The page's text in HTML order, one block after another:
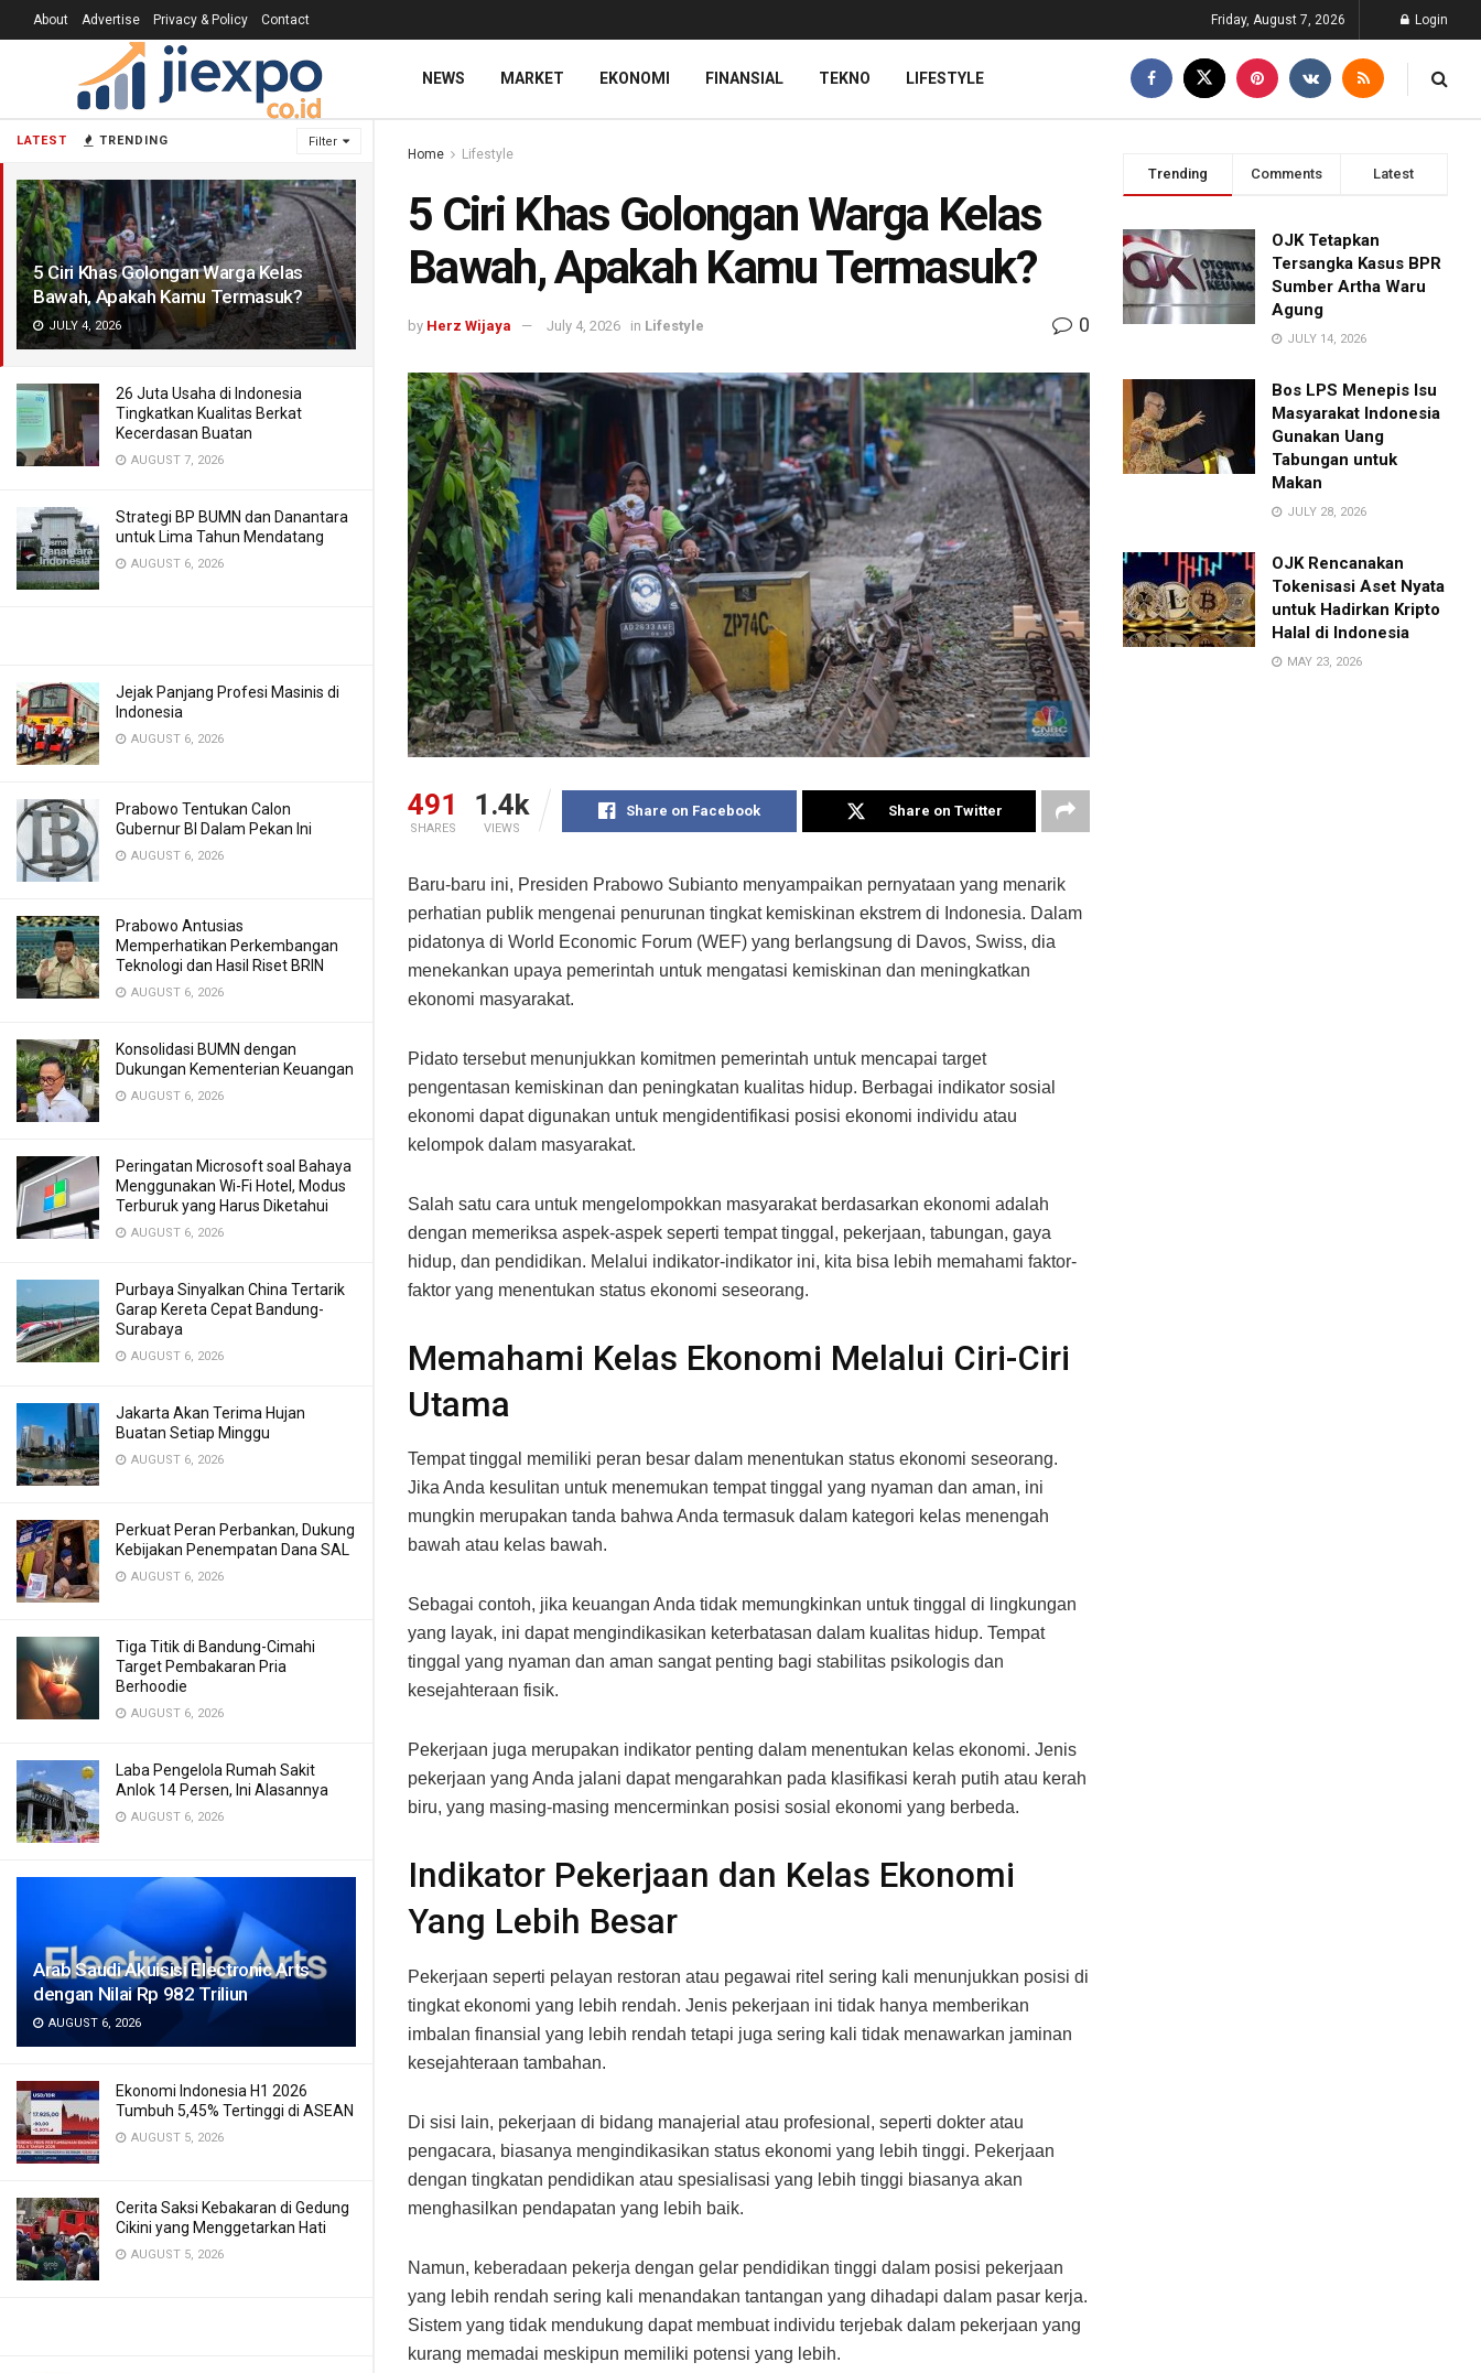
LATEST TRENDING Filter
5 Ciri Khas Golongan Warga Kelas
Bawah, Apakah Kamu Termasuk?
JULY 4, 2026
26 Juta Usaha di Indonesia
Tingkatkan Kualitas Berkat
Kecerdasan Buatan
AUGUST 7, 2026
Strategi BP BUMN dan Danantara
untuk Lima Tahun Mendatang
AUGUST 6, 2026
Jejak Panjang Profesi Masinis di
Indonesia
AUGUST 6, 2026
Prabowo Tentukan Calon
Gubernur BI Dalam Pekan Ini
AUGUST 6, 2026
Prabowo Antusias
Memperhatikan Perkembangan
Teknologi dan Hasil Riset BRIN
AUGUST 6, 2026
Konsolidasi BUMN dengan
Dukungan Kementerian Keuangan
AUGUST 6, 2026
Peringatan Microsoft soal Bahaya
Menggunakan Wi-Fi Hotel, Modus
Terburuk yang Harus Diketahui
AUGUST 6, 2026
Purbaya Sinyalkan China Tertarik
Garap Kereta Cepat Bandung-
Surabaya
AUGUST 6, 2026
Jakarta Akan Terima Hujan
Buatan Setiap Minggu
AUGUST 6, 2026
Perkuat Peran Perbankan, Dukung
Kebijakan Penempatan Dana SAL
AUGUST 6, 2026
Tiga Titik di Bandung-Cimahi
Target Pembakaran Pria
Berhoodie
AUGUST 6, 2026
Laba Pengelola Rumah Sakit
Anlok 14 Persen, Ini Alasannya
AUGUST 6, 2026
Arab Saudi Akuisisi Electronic Arts
dengan Nilai Rp 982 Triliun
AUGUST 6, 2026
Ekonomi Indonesia H1 2026
Tumbuh 5,45% Tertinggi di ASEAN
AUGUST 5, 2026
Cerita Saksi Kebakaran di Gedung
Cikini yang Menggetarkan Hati
AUGUST 5, 2026
About Advertise Privacy & Policy Contact Friday, August 7, 2026 Login
NEWS MARKET EKONOMI FINANSIAL TEKNO LIFESTYLE
Home Lifestyle
5 Ciri Khas Golongan Warga Kelas
Bawah, Apakah Kamu Termasuk?
by Herz Wijaya July 4, 2026 in Lifestyle 0
491
SHARES
1.4k
VIEWS
Share on Facebook Share on Twitter
Baru-baru ini, Presiden Prabowo Subianto menyampaikan pernyataan yang menarik
perhatian publik mengenai penurunan tingkat kemiskinan ekstrem di Indonesia. Dalam
pidatonya di World Economic Forum (WEF) yang berlangsung di Davos, Swiss, dia
menekankan upaya pemerintah untuk mengatasi kemiskinan dan meningkatkan
ekonomi masyarakat.
Pidato tersebut menunjukkan komitmen pemerintah untuk mencapai target
pengentasan kemiskinan dan peningkatan kualitas hidup. Berbagai indikator sosial
ekonomi dapat digunakan untuk mengidentifikasi posisi ekonomi individu atau
kelompok dalam masyarakat.
Salah satu cara untuk mengelompokkan masyarakat berdasarkan ekonomi adalah
dengan memeriksa aspek-aspek seperti tempat tinggal, pekerjaan, tabungan, gaya
hidup, dan pendidikan. Melalui indikator-indikator ini, kita bisa lebih memahami faktor-
faktor yang menentukan status ekonomi seseorang.
Memahami Kelas Ekonomi Melalui Ciri-Ciri
Utama
Tempat tinggal memiliki peran besar dalam menentukan status ekonomi seseorang.
Jika Anda kesulitan untuk menemukan tempat tinggal yang nyaman dan aman, ini
mungkin merupakan tanda bahwa Anda termasuk dalam kategori kelas menengah
bawah atau kelas bawah.
Sebagai contoh, jika keuangan Anda tidak memungkinkan untuk tinggal di lingkungan
yang layak, ini dapat mengindikasikan keterbatasan dalam kualitas hidup. Tempat
tinggal yang nyaman dan aman sangat penting bagi stabilitas psikologis dan
kesejahteraan fisik.
Pekerjaan juga merupakan indikator penting dalam menentukan kelas ekonomi. Jenis
pekerjaan yang Anda jalani dapat mengarahkan pada klasifikasi kerah putih atau kerah
biru, yang masing-masing mencerminkan posisi sosial ekonomi yang berbeda.
Indikator Pekerjaan dan Kelas Ekonomi
Yang Lebih Besar
Pekerjaan seperti pelayan restoran atau pegawai ritel sering kali menunjukkan posisi di
tingkat ekonomi yang lebih rendah. Jenis pekerjaan ini tidak hanya memberikan
imbalan finansial yang lebih rendah tetapi juga sering kali tidak menawarkan jaminan
kesejahteraan tambahan.
Di sisi lain, pekerjaan di bidang manajerial atau profesional, seperti dokter atau
pengacara, biasanya mengindikasikan status ekonomi yang lebih tinggi. Pekerjaan
dengan tingkatan pendidikan atau spesialisasi yang lebih tinggi biasanya akan
menghasilkan pendapatan yang lebih baik.
Namun, keberadaan pekerja dengan gelar pendidikan tinggi dalam posisi pekerjaan
yang lebih rendah sering kali menandakan tantangan yang dihadapi dalam pasar kerja.
Sistem yang tidak mendukung dapat membuat individu terjebak dalam pekerjaan yang
kurang memadai meskipun memiliki potensi yang lebih.
Trending Comments Latest
OJK Tetapkan
Tersangka Kasus BPR
Sumber Artha Waru
Agung
JULY 14, 2026
Bos LPS Menepis Isu
Masyarakat Indonesia
Gunakan Uang
Tabungan untuk
Makan
JULY 28, 2026
OJK Rencanakan
Tokenisasi Aset Nyata
untuk Hadirkan Kripto
Halal di Indonesia
MAY 23, 2026